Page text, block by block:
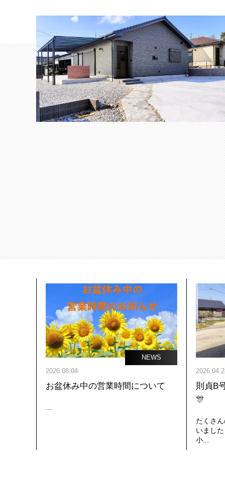
NEWS
2026.08.04
お盆休み中の営業時間について
則貞B
🎊
たくさ
いまし
小...